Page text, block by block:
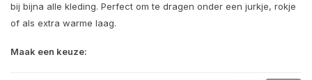
bij bijna alle kleding. Perfect om te dragen onder een jurkje, rokje
of als extra warme laag.
Maak een keuze: